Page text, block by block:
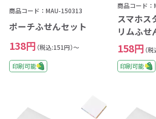
商品コード：MAU-150313
ポーチふせんセット
138円 （税込:151円）～
印刷可能
商品コード
スマホス
リムふせ
158円 （
印刷可能